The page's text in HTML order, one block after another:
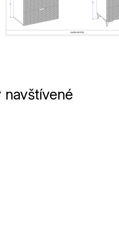
navštívené